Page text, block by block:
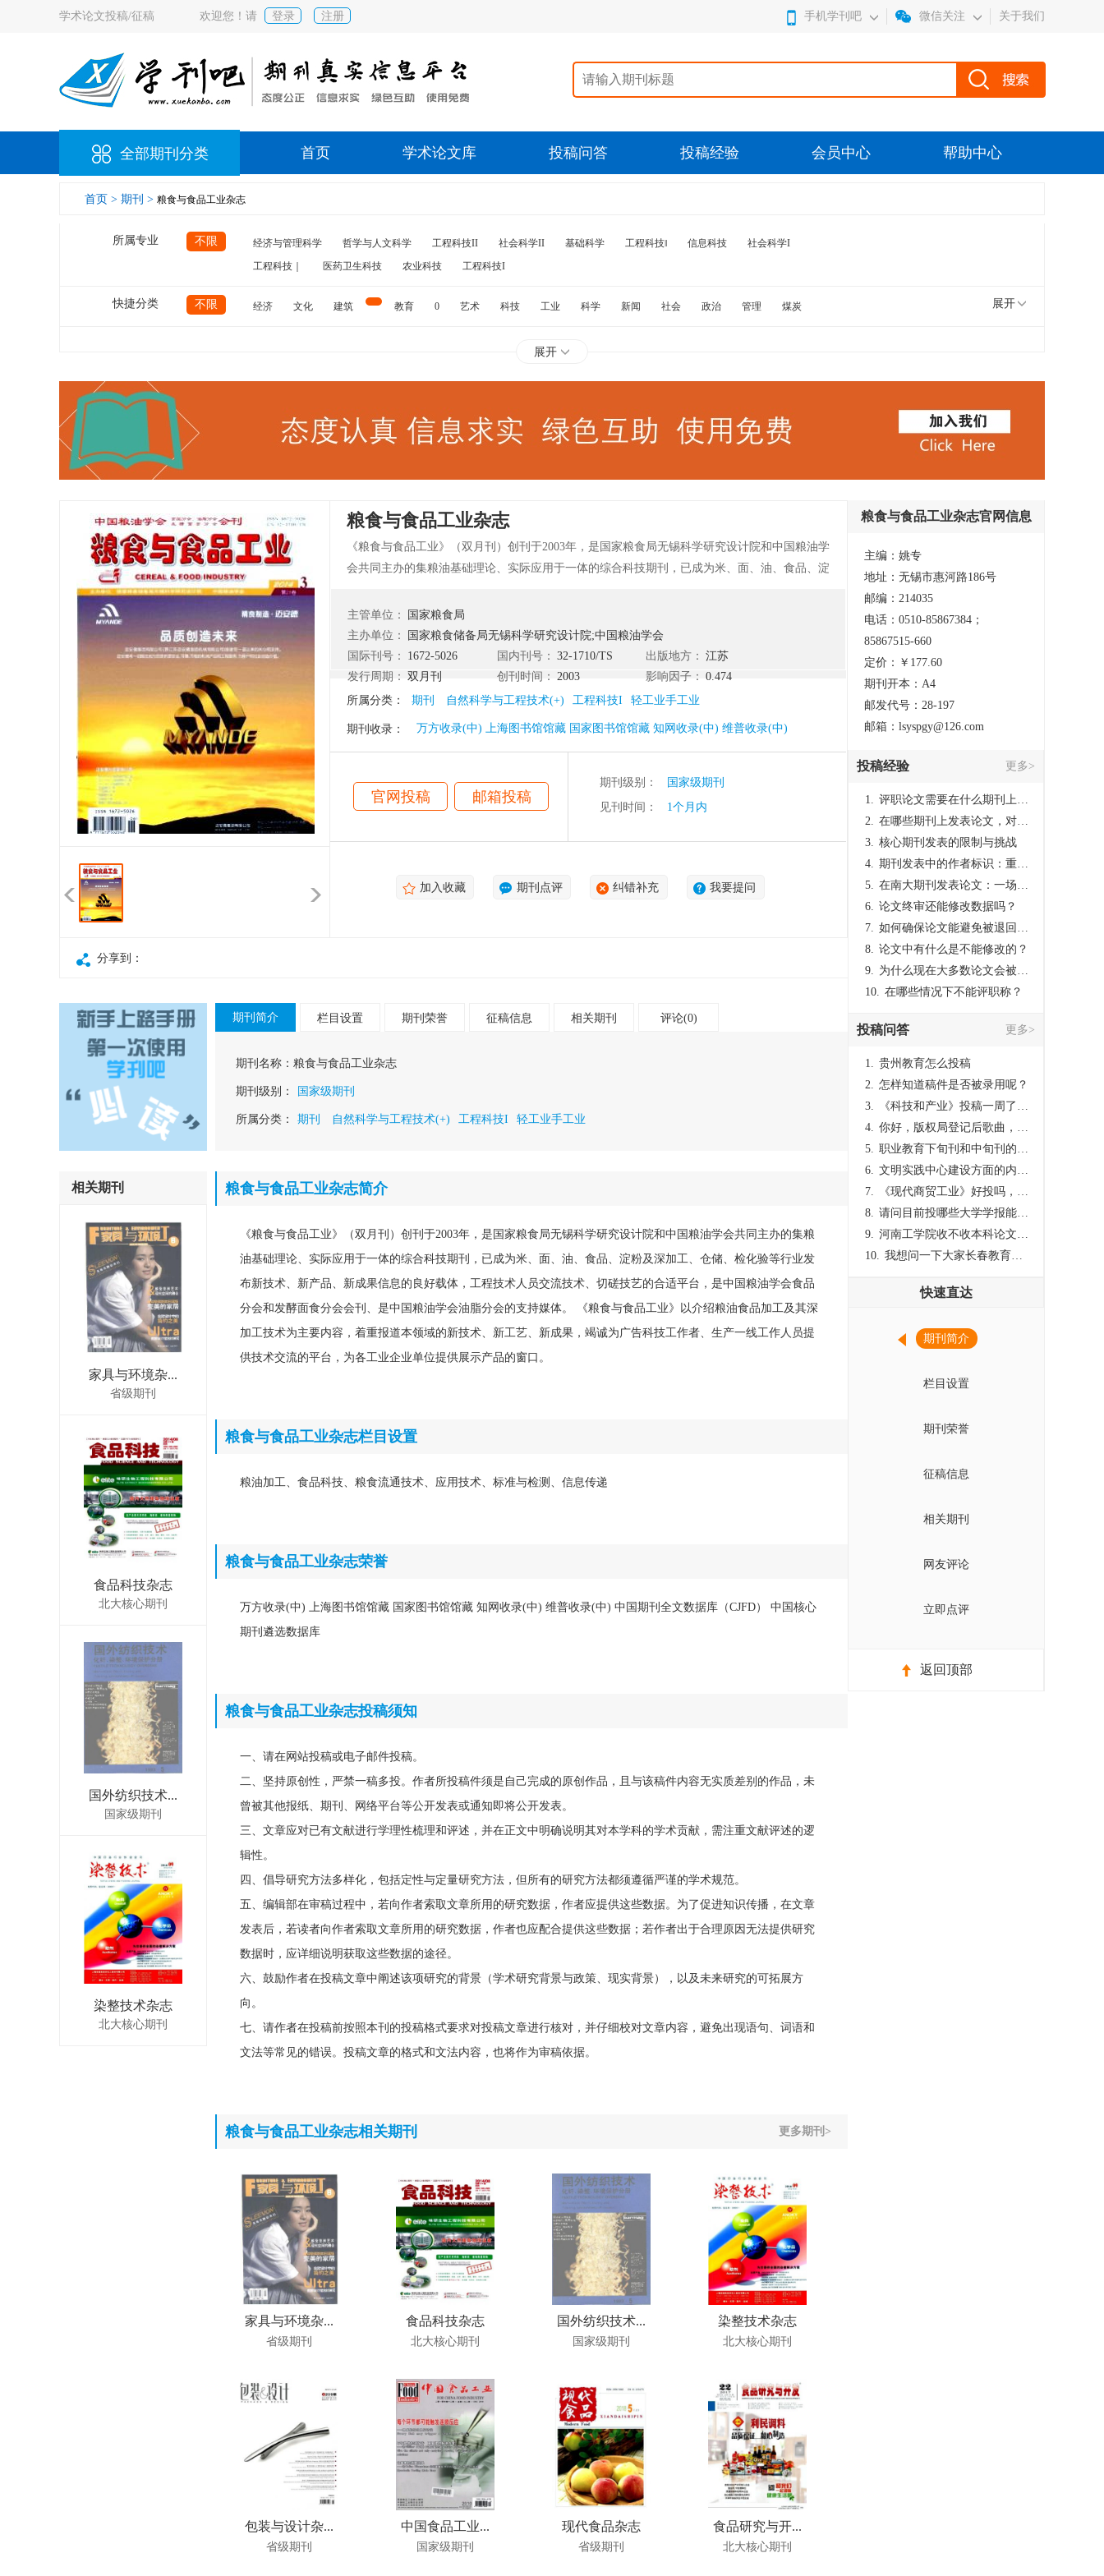
学术论文投稿/征稿 欢迎您！请 登录 注册 手机学刊吧 微信关注 关于我们
全部期刊分类 首页 学术论文库 投稿问答 投稿经验 会员中心 帮助中心
首页 > 期刊 > 粮食与食品工业杂志
所属专业 不限 经济与管理科学 哲学与人文科学 工程科技II 社会科学II 基础科学 工程科技‖ 信息科技
社会科学I
工程科技｜
医药卫生科技 农业科技 工程科技I
快捷分类 不限 经济 文化 建筑 教育 0 艺术 科技 工业 科学 新闻 社会 政治 管理
煤炭
展开
展开
粮食与食品工业杂志
《粮食与食品工业》（双月刊）创刊于2003年，是国家粮食局无锡科学研究设计院和中国粮油学
会共同主办的集粮油基础理论、实际应用于一体的综合科技期刊，已成为米、面、油、食品、淀
交流技术、切磋技艺的合适平台，是中国粮油学会食品分会和发酵面食分会会刊、是中国粮油学
会油脂分会的支持媒体。 《粮食与食品工业》以介绍粮油食品加工及其深加工技术为主要内
容，着重报道本领域的新技术、新工艺、新成果，竭诚为广告科技工作者、生产一线工作人员提
供技术交流的平台，为各工业企业单位提供展示产品的窗口。
主管单位：
国家粮食局
主办单位：
国家粮食储备局无锡科学研究设计院;中国粮油学会
国际刊号：
1672-5026 国内刊号： 32-1710/TS 出版地方：
江苏
发行周期： 双月刊 创刊时间： 2003 影响因子：
0.474
所属分类：
期刊 自然科学与工程技术(+) 工程科技I 轻工业手工业
期刊收录： 万方收录(中) 上海图书馆馆藏 国家图书馆馆藏 知网收录(中) 维普收录(中)
官网投稿 邮箱投稿
期刊级别：
国家级期刊
见刊时间：
1个月内
加入收藏 期刊点评 纠错补充 我要提问
分享到：
相关期刊
家具与环境杂...
省级期刊
食品科技杂志
北大核心期刊
国外纺织技术...
国家级期刊
染整技术杂志
北大核心期刊
期刊简介 栏目设置 期刊荣誉 征稿信息 相关期刊 评论(0)
期刊名称： 粮食与食品工业杂志
期刊级别： 国家级期刊
所属分类： 期刊 自然科学与工程技术(+) 工程科技I 轻工业手工业
粮食与食品工业杂志简介
《粮食与食品工业》（双月刊）创刊于2003年，是国家粮食局无锡科学研究设计院和中国粮油学会共同主办的集粮
油基础理论、实际应用于一体的综合科技期刊，已成为米、面、油、食品、淀粉及深加工、仓储、检化验等行业发
布新技术、新产品、新成果信息的良好载体，工程技术人员交流技术、切磋技艺的合适平台，是中国粮油学会食品
分会和发酵面食分会会刊、是中国粮油学会油脂分会的支持媒体。 《粮食与食品工业》以介绍粮油食品加工及其深
加工技术为主要内容，着重报道本领域的新技术、新工艺、新成果，竭诚为广告科技工作者、生产一线工作人员提
供技术交流的平台，为各工业企业单位提供展示产品的窗口。
粮食与食品工业杂志栏目设置
粮油加工、食品科技、粮食流通技术、应用技术、标准与检测、信息传递
粮食与食品工业杂志荣誉
万方收录(中) 上海图书馆馆藏 国家图书馆馆藏 知网收录(中) 维普收录(中) 中国期刊全文数据库（CJFD） 中国核心
期刊遴选数据库
粮食与食品工业杂志投稿须知
一、请在网站投稿或电子邮件投稿。
二、坚持原创性，严禁一稿多投。作者所投稿件须是自己完成的原创作品，且与该稿件内容无实质差别的作品，未
曾被其他报纸、期刊、网络平台等公开发表或通知即将公开发表。
三、文章应对已有文献进行学理性梳理和评述，并在正文中明确说明其对本学科的学术贡献，需注重文献评述的逻
辑性。
四、倡导研究方法多样化，包括定性与定量研究方法，但所有的研究方法都须遵循严谨的学术规范。
五、编辑部在审稿过程中，若向作者索取文章所用的研究数据，作者应提供这些数据。为了促进知识传播，在文章
发表后，若读者向作者索取文章所用的研究数据，作者也应配合提供这些数据；若作者出于合理原因无法提供研究
数据时，应详细说明获取这些数据的途径。
六、鼓励作者在投稿文章中阐述该项研究的背景（学术研究背景与政策、现实背景），以及未来研究的可拓展方
向。
七、请作者在投稿前按照本刊的投稿格式要求对投稿文章进行核对，并仔细校对文章内容，避免出现语句、词语和
文法等常见的错误。投稿文章的格式和文法内容，也将作为审稿依据。
粮食与食品工业杂志相关期刊 更多期刊>
家具与环境杂...
省级期刊
食品科技杂志
北大核心期刊
国外纺织技术...
国家级期刊
染整技术杂志
北大核心期刊
包装与设计杂...
省级期刊
中国食品工业...
国家级期刊
现代食品杂志
省级期刊
食品研究与开...
北大核心期刊
粮食与食品工业杂志官网信息
主编：姚专
地址：无锡市惠河路186号
邮编：214035
电话：0510-85867384；
85867515-660
定价：￥177.60
期刊开本：A4
邮发代号：28-197
邮箱：lsyspgy@126.com
投稿经验 更多>
1. 评职论文需要在什么期刊上发表？
2. 在哪些期刊上发表论文，对考研有优势？
3. 核心期刊发表的限制与挑战
4. 期刊发表中的作者标识：重要性与实践
5. 在南大期刊发表论文：一场知识探索与学术成就的旅程
6. 论文终审还能修改数据吗？
7. 如何确保论文能避免被退回：关键条件与策略
8. 论文中有什么是不能修改的？
9. 为什么现在大多数论文会被评判为AI撰写？（深度剖析查重机制下的困境与出路）
10. 在哪些情况下不能评职称？
投稿问答 更多>
1. 贵州教育怎么投稿
2. 怎样知道稿件是否被录用呢？
3.
《科技和产业》投稿一周了仍是“已发回执”状态，这是什么意思？什么时候外审？
4. 你好，版权局登记后歌曲，这里能否发表
5. 职业教育下旬刊和中旬刊的国内刊号一样，他们有什么区别，两本刊物都是真的吗？
6. 文明实践中心建设方面的内容适合那种期刊
7.
《现代商贸工业》好投吗，版面费多少？
8. 请问目前投哪些大学学报能较快出刊啊
9. 河南工学院收不收本科论文呀？
10. 我想问一下大家长春教育学院学报是本科学报吗？
快速直达
期刊简介
栏目设置
期刊荣誉
征稿信息
相关期刊
网友评论
立即点评
返回顶部